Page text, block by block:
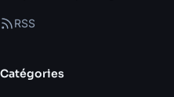
RSS
Catégories